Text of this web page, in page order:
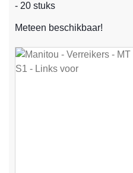
- 20 stuks
Meteen beschikbaar!